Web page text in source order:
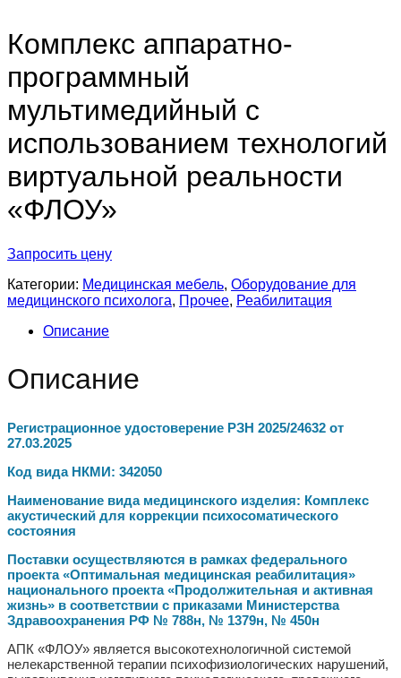
Комплекс аппаратно-
программный
мультимедийный с
использованием технологий
виртуальной реальности
«ФЛОУ»
Запросить цену
Категории: Медицинская мебель, Оборудование для
медицинского психолога, Прочее, Реабилитация
Описание
Описание
Регистрационное удостоверение РЗН 2025/24632 от
27.03.2025
Код вида НКМИ: 342050
Наименование вида медицинского изделия: Комплекс
акустический для коррекции психосоматического
состояния
Поставки осуществляются в рамках федерального
проекта «Оптимальная медицинская реабилитация»
национального проекта «Продолжительная и активная
жизнь» в соответствии с приказами Министерства
Здравоохранения РФ № 788н, № 1379н, № 450н
АПК «ФЛОУ» является высокотехнологичной системой
нелекарственной терапии психофизиологических нарушений,